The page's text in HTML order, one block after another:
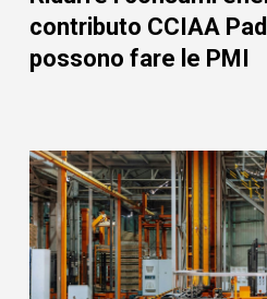
contributo CCIAA
possono fare le PMI